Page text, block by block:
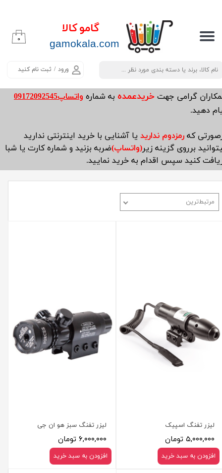
گامو کالا
​​​​​​gamokala.com
ورود / ثبت نام کنید
حساب کاربری من
تغییر گذر واژه
سفارشات
خروج از حساب کاربری
۰
گرامی جهت خریدعمده به شماره واتساپ09172092545
دهید.
که رمزدوم ندارید یا آشنایی با خرید اینترنتی ندارید
برروی گزینه زیر(واتساپ)ضربه بزنید و شماره کارت یا شبا
کنید سپس اقدام به خرید نمایید.
مرتبط‌ترین
لیزر تفنگ اسپیک
۵,۰۰۰,۰۰۰ تومان
افزودن به سبد خرید
لیزر تفنگ سبز هو ان جی
۶,۰۰۰,۰۰۰ تومان
افزودن به سبد خرید